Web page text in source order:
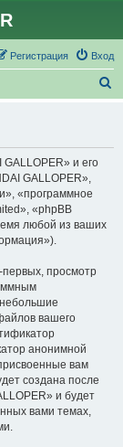
Вход
Регистрация
с
и его
GALLOPER»,
«программное
«phpBB
любой из ваших
просмотр
вашего
анонимной
вам
создана после
и будет
вами темах,